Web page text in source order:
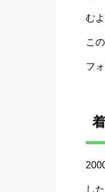
む
こ
フ
し